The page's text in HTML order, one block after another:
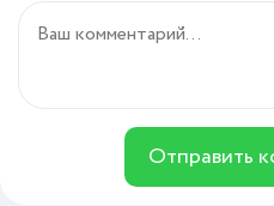
Отправить